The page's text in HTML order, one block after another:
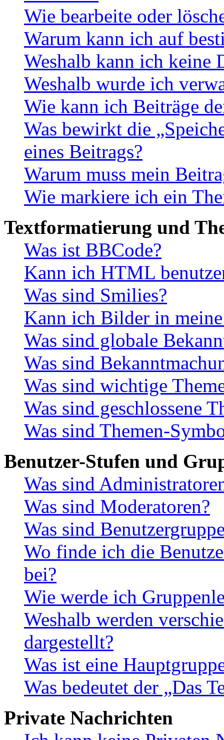
Wie bearbeite oder
Warum kann ich auf
Weshalb kann ich keine
Weshalb wurde ich
Wie kann ich Beiträge
Was bewirkt die
eines Beitrags?
Warum muss mein
Wie markiere ich ein
Textformatierung und
Was ist BBCode?
Kann ich HTML
Was sind Smilies?
Kann ich Bilder in
Was sind globale
Was sind
Was sind wichtige
Was sind geschlossene
Was sind Themen-
Benutzer-Stufen und
Was sind
Was sind Moderatoren?
Was sind
Wo finde ich die
bei?
Wie werde ich
Weshalb werden
dargestellt?
Was ist eine
Was bedeutet der „Das
Private Nachrichten